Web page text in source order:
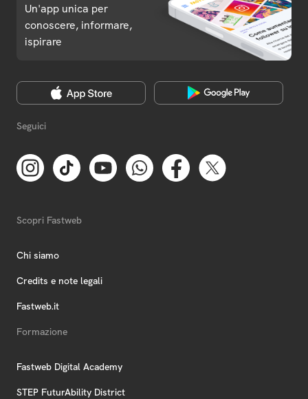
Un'app unica per
conoscere, informare,
ispirare
Seguici
Scopri Fastweb
Chi siamo
Credits e note legali
Fastweb.it
Formazione
Fastweb Digital Academy
STEP FuturAbility District